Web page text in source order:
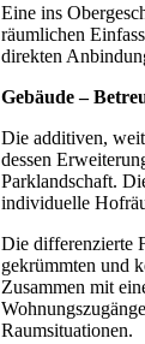
Eine ins
räumlichen
direkten
Gebäude –
Die additiven,
dessen
Parklandschaft.
individuelle
Die differenzierte
gekrümmten und
Zusammen mit
Raumsituationen.